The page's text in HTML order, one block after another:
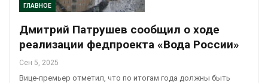
ГЛАВНОЕ
Дмитрий Патрушев сообщил о ходе
реализации федпроекта «Вода России»
Сен 5, 2025
Вице-премьер отметил, что по итогам года должны быть